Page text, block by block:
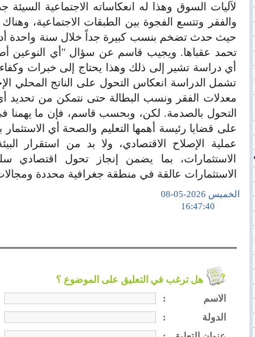
لآليات السوق وهذا له انعكاساته الاجتماعية السيئة
والفقر وتتسع الفجوة بين الطبقات الاجتماعية،
حيث حدث تضخم بنسب كبيرة جداً خلال سنة واحدة أدى
تحمد عقباها. ويجيب قاسم عن سؤال "أي النوعين
أي دراسة تشير إلى ذلك وهذا يحتاج إلى خبرات
تشمل الدراسة انعكاس التحول على الناتج المحلي
معدلات الفقر ونسب البطالة حتى نتمكن من تحديد أي
التحول بالصدمة. لكن، وبحسب قاسم، فإن ما يهمنا
على قضايا رئيسة أهمها التعليم والصحة أي الاستثمار
عملية الإصلاح الاقتصادي، ولا بد من استقرار
الاستثمارات، بما يضمن إنجاز تحول
الاستثمارات عالقة في منطقة جغرافية محددة
الخميس 2026-05-08
هل ترغب في التعليق على الموضوع ؟
:
الاسم
:
الدولة